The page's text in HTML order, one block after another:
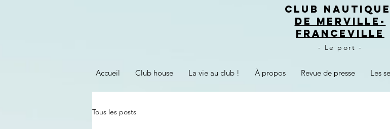
CLUB NAUTIQUE
DE MERVILLE-
FRANCEVILLE
- Le port -
Accueil Club house La vie au club ! À propos Revue de presse Les
Tous les posts